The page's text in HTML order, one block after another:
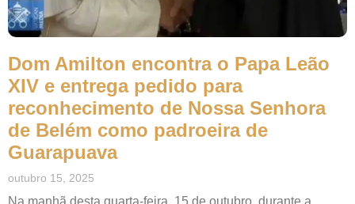
Dom Amilton encontra o Papa Leão
XIV e entrega pedido para
reconhecimento de Nossa Senhora
de Belém como padroeira de
Guarapuava
outubro 15, 2025